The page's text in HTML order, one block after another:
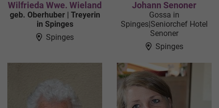
Wilfrieda Wwe. Wieland
geb. Oberhuber | Treyerin
in Spinges
Spinges
Johann Senoner
Gossa in
Spinges|Seniorchef Hotel
Senoner
Spinges